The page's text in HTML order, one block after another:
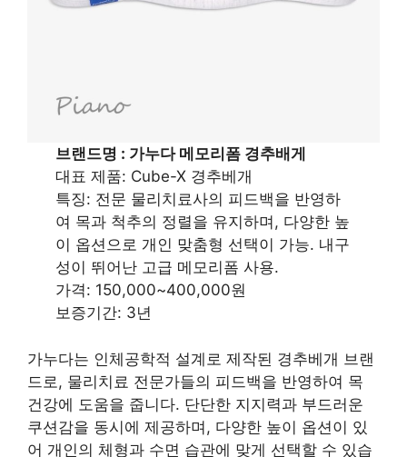
브랜드명 : 가누다 메모리폼 경추배게
대표 제품: Cube-X 경추베개
특징: 전문 물리치료사의 피드백을 반영하
여 목과 척추의 정렬을 유지하며, 다양한 높
이 옵션으로 개인 맞춤형 선택이 가능. 내구
성이 뛰어난 고급 메모리폼 사용.
가격: 150,000~400,000원
보증기간: 3년
가누다는 인체공학적 설계로 제작된 경추베개 브랜
드로, 물리치료 전문가들의 피드백을 반영하여 목
건강에 도움을 줍니다. 단단한 지지력과 부드러운
쿠션감을 동시에 제공하며, 다양한 높이 옵션이 있
어 개인의 체형과 수면 습관에 맞게 선택할 수 있습